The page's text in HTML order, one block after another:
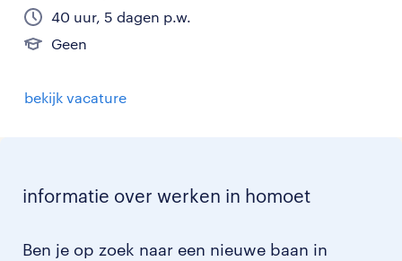
40 uur, 5 dagen p.w.
Geen
bekijk vacature
informatie over werken in homoet
Ben je op zoek naar een nieuwe baan in